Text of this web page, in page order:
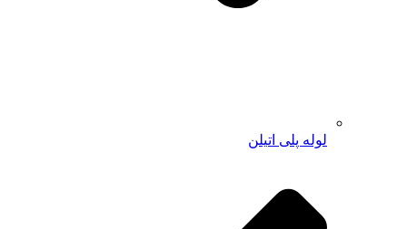
لوله پلی اتیلن